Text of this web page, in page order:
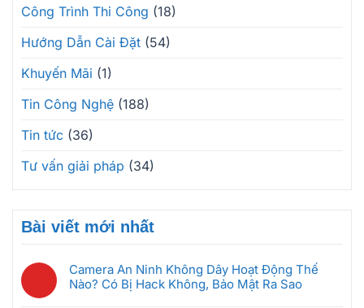
Công Trình Thi Công (18)
Hướng Dẫn Cài Đặt (54)
Khuyến Mãi (1)
Tin Công Nghệ (188)
Tin tức (36)
Tư vấn giải pháp (34)
Bài viết mới nhất
Camera An Ninh Không Dây Hoạt Động Thế
Nào? Có Bị Hack Không, Bảo Mật Ra Sao